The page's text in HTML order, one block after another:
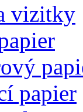
vizitky
papier